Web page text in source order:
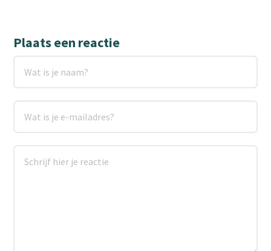
Plaats een reactie